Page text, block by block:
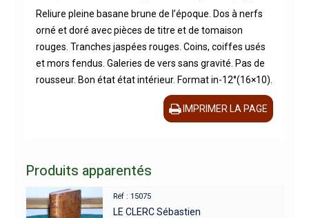
Reliure pleine basane brune de l’époque. Dos à nerfs
orné et doré avec pièces de titre et de tomaison
rouges. Tranches jaspées rouges. Coins, coiffes usés
et mors fendus. Galeries de vers sans gravité. Pas de
rousseur. Bon état état intérieur. Format in-12°(16×10).
IMPRIMER LA PAGE
Produits apparentés
Réf : 15075
LE CLERC Sébastien